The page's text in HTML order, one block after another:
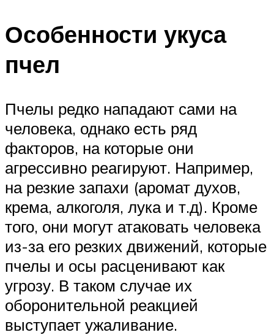
Особенности укуса
пчел
Пчелы редко нападают сами на
человека, однако есть ряд
факторов, на которые они
агрессивно реагируют. Например,
на резкие запахи (аромат духов,
крема, алкоголя, лука и т.д). Кроме
того, они могут атаковать человека
из-за его резких движений, которые
пчелы и осы расценивают как
угрозу. В таком случае их
оборонительной реакцией
выступает ужаливание.